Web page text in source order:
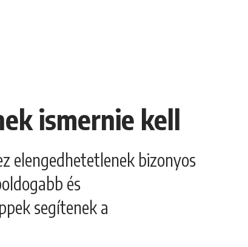
ismernie kell
elengedhetetlenek bizonyos
és
segítenek a